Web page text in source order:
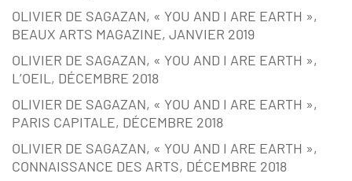
OLIVIER DE SAGAZAN, « YOU AND I ARE EARTH »,
BEAUX ARTS MAGAZINE, JANVIER 2019
OLIVIER DE SAGAZAN, « YOU AND I ARE EARTH »,
L’OEIL, DÉCEMBRE 2018
OLIVIER DE SAGAZAN, « YOU AND I ARE EARTH »,
PARIS CAPITALE, DÉCEMBRE 2018
OLIVIER DE SAGAZAN, « YOU AND I ARE EARTH »,
CONNAISSANCE DES ARTS, DÉCEMBRE 2018